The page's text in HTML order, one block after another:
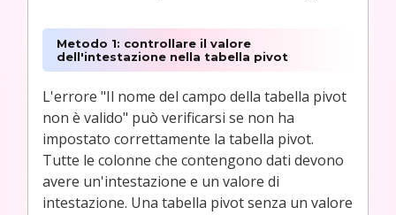
Metodo 1: controllare il valore
dell'intestazione nella tabella pivot
L'errore "Il nome del campo della tabella pivot
non è valido" può verificarsi se non ha
impostato correttamente la tabella pivot.
Tutte le colonne che contengono dati devono
avere un'intestazione e un valore di
intestazione. Una tabella pivot senza un valore